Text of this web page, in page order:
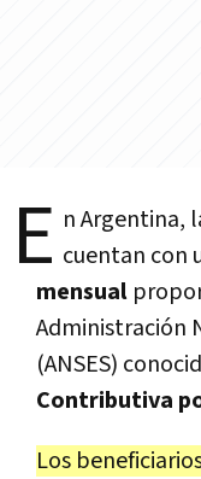
E n Argentina,
cuentan con
mensual
Administración
(ANSES)
Contributiva
Los